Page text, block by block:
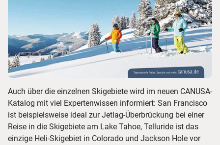
Auch über die einzelnen Skigebiete wird im neuen CANUSA-
Katalog mit viel Expertenwissen informiert: San Francisco
ist beispielsweise ideal zur Jetlag-Überbrückung bei einer
Reise in die Skigebiete am Lake Tahoe, Telluride ist das
einzige Heli-Skigebiet in Colorado und Jackson Hole vor